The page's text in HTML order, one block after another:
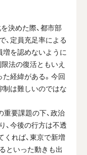
決めた際、都市部
、定員充足率による
増を認めないように
法の復活ともいえ
経緯がある。今回
制は難しいのではな
重要課題の下、政治
、今後の行方は不透
くれば、東京で新増
といった動きも出